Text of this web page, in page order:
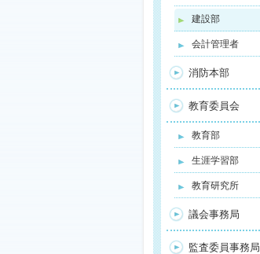
建設部
会計管理者
消防本部
教育委員会
教育部
生涯学習部
教育研究所
議会事務局
監査委員事務局